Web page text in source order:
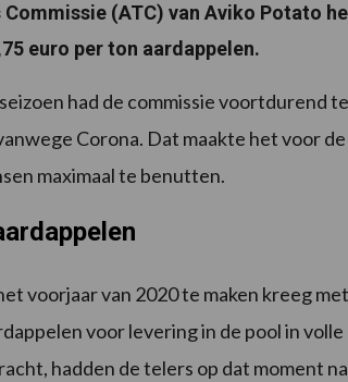
Commissie (ATC) van Aviko Potato
euro per ton aardappelen.
had de commissie voortdurend
Corona. Dat maakte het voor
maximaal te benutten.
voorjaar van 2020 te maken kreeg
voor levering in de pool in
hadden de telers op dat moment